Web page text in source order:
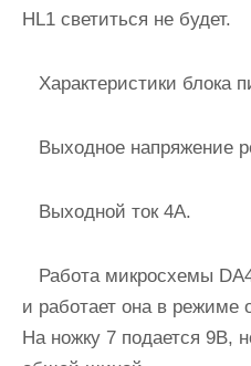
HL1 светиться не будет.
Характеристики блока
Выходное напряжение
Выходной ток 4А.
Работа микросхемы
и работает она в режиме
На ножку 7 подается 9В,